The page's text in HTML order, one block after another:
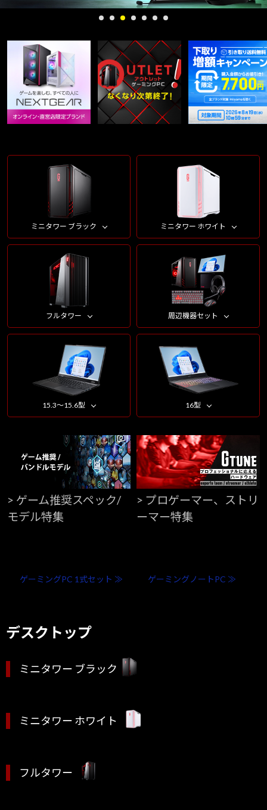
ミニタワー ブラック ミニタワー ホワイト
フルタワー 周辺機器セット
15.3～15.6型 16型
> ゲーム推奨スペック/
モデル特集
> プロゲーマー、ストリ
ーマー特集
ゲーミングPC 1式セット ≫ ゲーミングノートPC ≫
デスクトップ
ミニタワー ブラック
ミニタワー ホワイト
フルタワー